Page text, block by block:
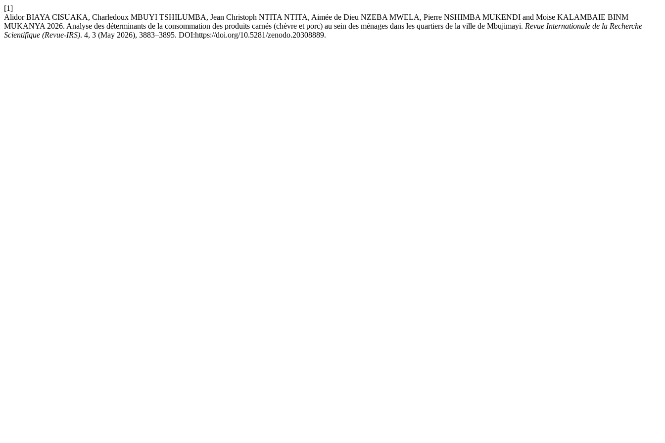
[1]
Alidor BIAYA CISUAKA, Charledoux MBUYI TSHILUMBA, Jean Christoph NTITA NTITA, Aimée de Dieu NZEBA MWELA, Pierre NSHIMBA MUKENDI and Moise KALAMBAIE BINM
MUKANYA 2026. Analyse des déterminants de la consommation des produits carnés (chèvre et porc) au sein des ménages dans les quartiers de la ville de Mbujimayi. Revue Internationale de la Recherche
Scientifique (Revue-IRS). 4, 3 (May 2026), 3883–3895. DOI:https://doi.org/10.5281/zenodo.20308889.